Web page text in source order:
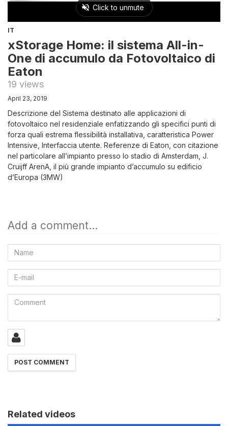
IT
xStorage Home: il sistema All-in-
One di accumulo da Fotovoltaico di
Eaton
19 views
April 23, 2019
Descrizione del Sistema destinato alle applicazioni di
fotovoltaico nel residenziale enfatizzando gli specifici punti di
forza quali estrema flessibilità installativa, caratteristica Power
Intensive, Interfaccia utente. Referenze di Eaton, con citazione
nel particolare all’impianto presso lo stadio di Amsterdam, J.
Cruijff ArenA, il più grande impianto d’accumulo su edificio
d’Europa (3MW)
Add a comment...
Name
E-
Comment
Related videos